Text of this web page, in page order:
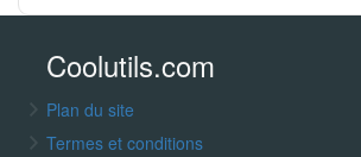
Coolutils.com
Plan du site
Termes et conditions